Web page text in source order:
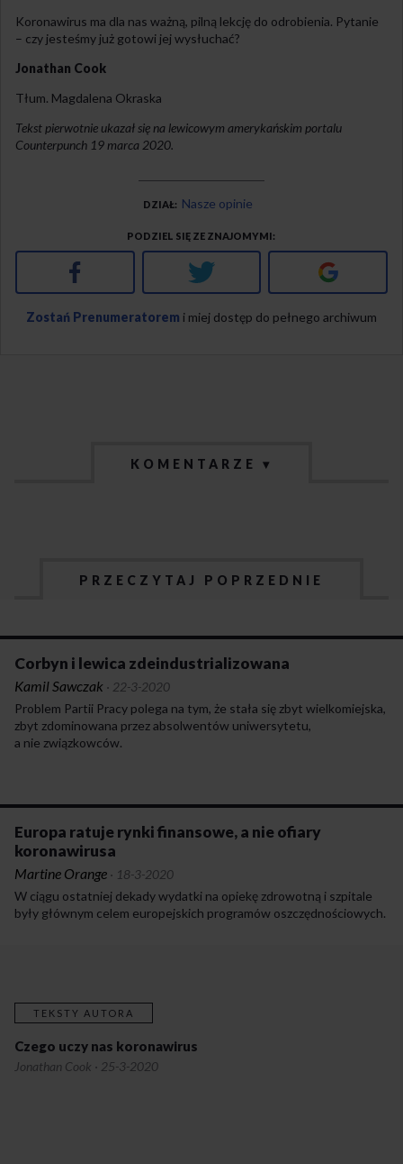
Koronawirus ma dla nas ważną, pilną lekcję do odrobienia. Pytanie
– czy jesteśmy już gotowi jej wysłuchać?
Jonathan Cook
Tłum. Magdalena Okraska
Tekst pierwotnie ukazał się na lewicowym amerykańskim portalu
Counterpunch 19 marca 2020.
DZIAŁ Nasze opinie
PODZIEL SIĘ ZE ZNAJOMYMI
Facebook Twitter Google+
Zostań Prenumeratorem i miej dostęp do pełnego archiwum
KOMENTARZE ▾
PRZECZYTAJ POPRZEDNIE
Corbyn i lewica zdeindustrializowana
Kamil Sawczak · 22-3-2020
Problem Partii Pracy polega na tym, że stała się zbyt wielkomiejska,
zbyt zdominowana przez absolwentów uniwersytetu,
a nie związkowców.
Europa ratuje rynki finansowe, a nie ofiary
koronawirusa
Martine Orange · 18-3-2020
W ciągu ostatniej dekady wydatki na opiekę zdrowotną i szpitale
były głównym celem europejskich programów oszczędnościowych.
TEKSTY AUTORA
Czego uczy nas koronawirus
Jonathan Cook · 25-3-2020